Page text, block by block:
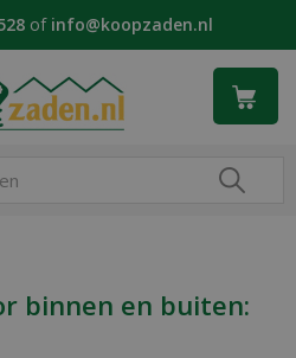
of info@koopzaden.nl
binnen en buiten: